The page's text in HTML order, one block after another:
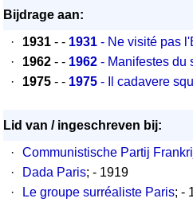
Bijdrage aan:
·
1931 - - 1931 - Ne visité pas
·
1962 - - 1962 - Manifestes du
·
1975 - - 1975 - Il cadavere
Lid van / ingeschreven bij:
·
Communistische Partij
·
Dada Paris; - 1919
·
Le groupe surréaliste Paris; -